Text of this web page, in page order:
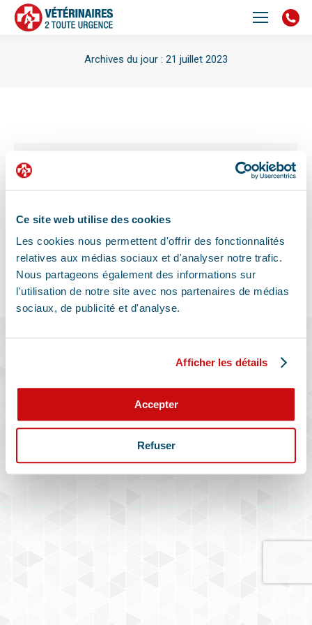
Ce site web utilise des cookies
Les cookies nous permettent d'offrir des fonctionnalités
relatives aux médias sociaux et d'analyser notre trafic.
Nous partageons également des informations sur
l'utilisation de notre site avec nos partenaires de médias
sociaux, de publicité et d'analyse.
Afficher les détails
Accepter
Refuser
Archives du jour : 21 juillet 2023
Urgence vétérinaire Montpellier : nouvelle
clinique
vétérinaire de Montpellier : Vétérinaires 2 Toute
Urgence, s’installe dans un nouveau local au 157 rue
Claude Balbastre, sur la ZAC GAROSUD, Montpellier.